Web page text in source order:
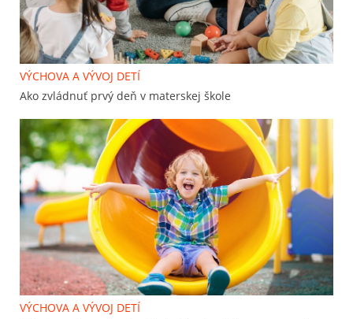
VÝCHOVA A VÝVOJ DETÍ
Ako zvládnuť prvý deň v materskej škole
VÝCHOVA A VÝVOJ DETÍ